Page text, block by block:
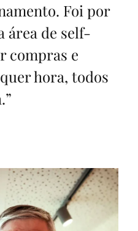
Foi por
área de self-
compras e
hora, todos
”